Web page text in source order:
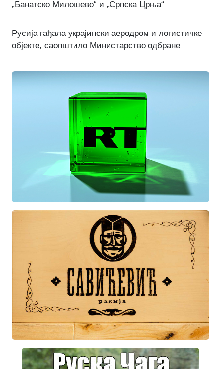
„Банатско Милошево“ и „Српска Црња“
Русија гађала украјински аеродром и логистичке
објекте, саопштило Министарство одбране